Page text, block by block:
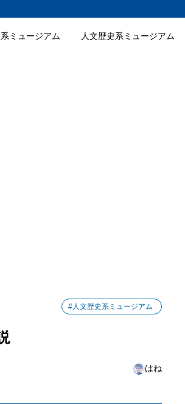
ミュージアム 人文歴史系ミュージアム
#人文歴史系ミュージアム
はね